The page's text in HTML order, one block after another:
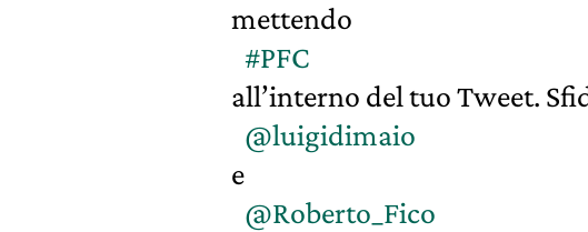
mettendo
#PFC
all’interno del tuo Tweet.
@luigidimaio
e
@Roberto_Fico